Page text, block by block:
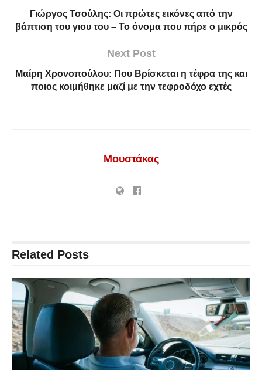
Γιώργος Τσούλης: Οι πρώτες εικόνες από την
βάπτιση του γιου του – Το όνομα που πήρε ο μικρός
Next Post
Μαίρη Χρονοπούλου: Που Βρίσκεται η τέφρα της και
ποιος κοιμήθηκε μαζί με την τεφροδόχο εχτές
Μουστάκας
Related Posts